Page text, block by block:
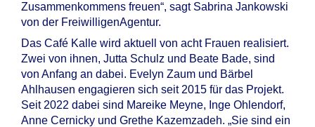
Zusammenkommens freuen“, sagt Sabrina Jankowski
von der FreiwilligenAgentur.
Das Café Kalle wird aktuell von acht Frauen realisiert.
Zwei von ihnen, Jutta Schulz und Beate Bade, sind
von Anfang an dabei. Evelyn Zaum und Bärbel
Ahlhausen engagieren sich seit 2015 für das Projekt.
Seit 2022 dabei sind Mareike Meyne, Inge Ohlendorf,
Anne Cernicky und Grethe Kazemzadeh. „Sie sind ein